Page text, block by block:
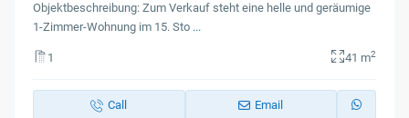
Objektbeschreibung: Zum Verkauf steht eine helle und geräumige
1-Zimmer-Wohnung im 15. Sto ...
1 41 m2
Call Email